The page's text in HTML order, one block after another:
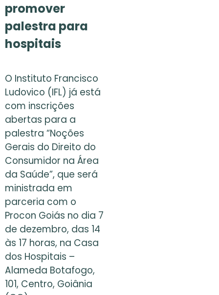
promover
palestra para
hospitais
O Instituto Francisco
Ludovico (IFL) já está
com inscrições
abertas para a
palestra “Noções
Gerais do Direito do
Consumidor na Área
da Saúde”, que será
ministrada em
parceria com o
Procon Goiás no dia 7
de dezembro, das 14
às 17 horas, na Casa
dos Hospitais –
Alameda Botafogo,
101, Centro, Goiânia